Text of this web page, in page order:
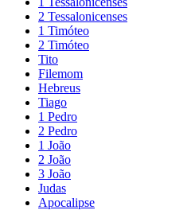
2 Tessalonicenses
1 Timóteo
2 Timóteo
Tito
Filemom
Hebreus
Tiago
1 Pedro
2 Pedro
1 João
2 João
3 João
Judas
Apocalipse